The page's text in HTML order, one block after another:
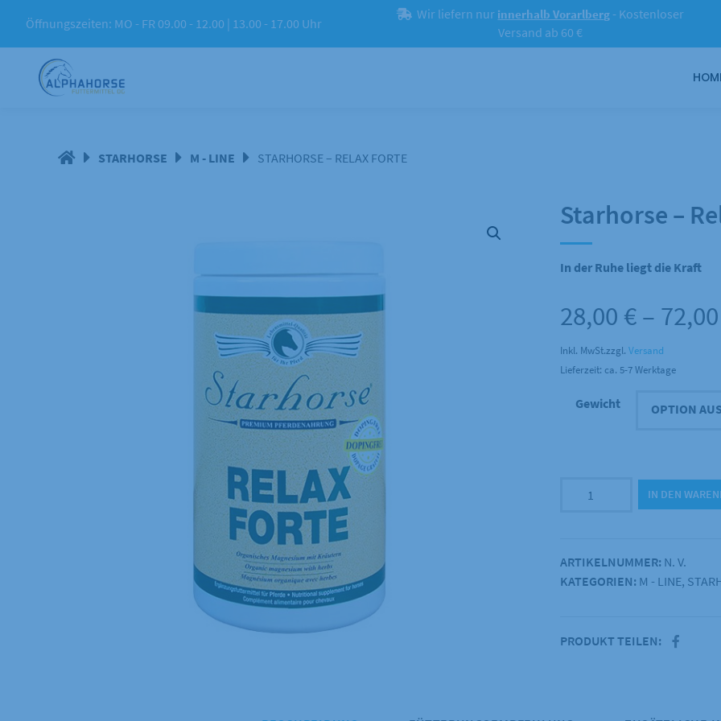
Inhalt
Öffnungszeiten: MO - FR 09.00 - 12.00 | 13.00 - 17.00 Uhr
Wir liefern nur innerhalb Vorarlberg - Kostenloser
Versand ab 60 €
STARHORSE M - LINE STARHORSE – RELAX FORTE
Starhorse –
In der Ruhe liegt die Kraft
28,00 €– 72,00
Inkl. MwSt.zzgl. Versand
Lieferzeit: ca. 5-7 Werktage
Gewicht
Menge
IN DEN
ARTIKELNUMMER: N. V.
KATEGORIEN: M - LINE,
PRODUKT TEILEN: